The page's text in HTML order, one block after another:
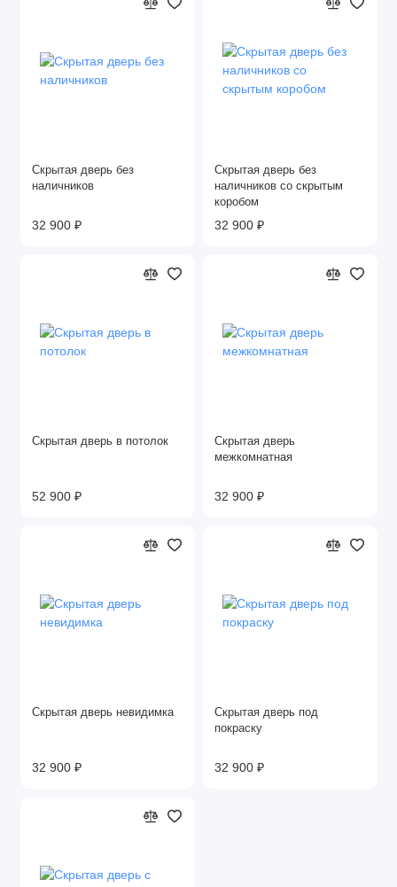
Скрытая дверь без
наличников
32 900 ₽
Скрытая дверь без
наличников со скрытым
коробом
32 900 ₽
Скрытая дверь в потолок
52 900 ₽
Скрытая дверь
межкомнатная
32 900 ₽
Скрытая дверь невидимка
32 900 ₽
Скрытая дверь под
покраску
32 900 ₽